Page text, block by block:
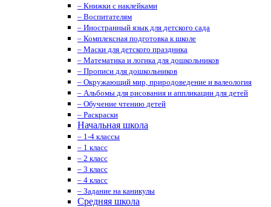
– Книжки с наклейками
– Воспитателям
– Иностранный язык для детского сада
– Комплексная подготовка к школе
– Маски для детского праздника
– Математика и логика для дошкольников
– Прописи для дошкольников
– Окружающий мир, природоведение и валеология
– Альбомы для рисования и аппликации для детей
– Обучение чтению детей
– Раскраски
Начальная школа
– 1-4 классы
– 1 класс
– 2 класс
– 3 класс
– 4 класс
– Задание на каникулы
Средняя школа